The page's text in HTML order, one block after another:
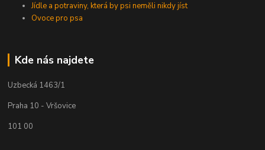
Jídle a potraviny, která by psi neměli nikdy jíst
Ovoce pro psa
Kde nás najdete
Uzbecká 1463/1
Praha 10 - Vršovice
101 00